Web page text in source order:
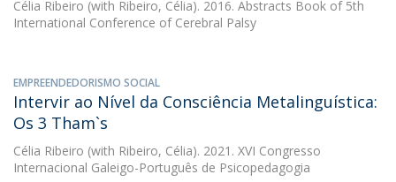
Célia Ribeiro (with Ribeiro, Célia). 2016. Abstracts Book of 5th
International Conference of Cerebral Palsy
EMPREENDEDORISMO SOCIAL
Intervir ao Nível da Consciência Metalinguística:
Os 3 Tham`s
Célia Ribeiro (with Ribeiro, Célia). 2021. XVI Congresso
Internacional Galeigo-Português de Psicopedagogia